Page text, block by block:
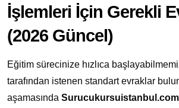
İşlemleri İçin Gerekli
(2026 Güncel)
Eğitim sürecinize hızlıca
tarafından istenen standart evraklar
aşamasında Surucukursuistanbul.com